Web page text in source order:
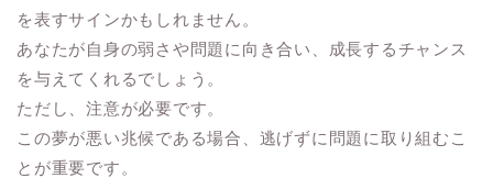
を表すサインかもしれません。
あなたが自身の弱さや問題に向き合い、成長するチャンス
を与えてくれるでしょう。
ただし、注意が必要です。
この夢が悪い兆候である場合、逃げずに問題に取り組むこ
とが重要です。